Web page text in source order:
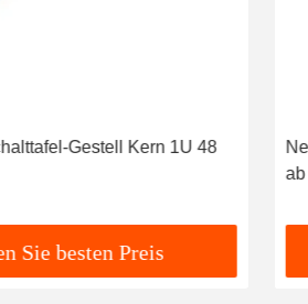
Gestell Kern 1U 48
Sie besten Preis
ab